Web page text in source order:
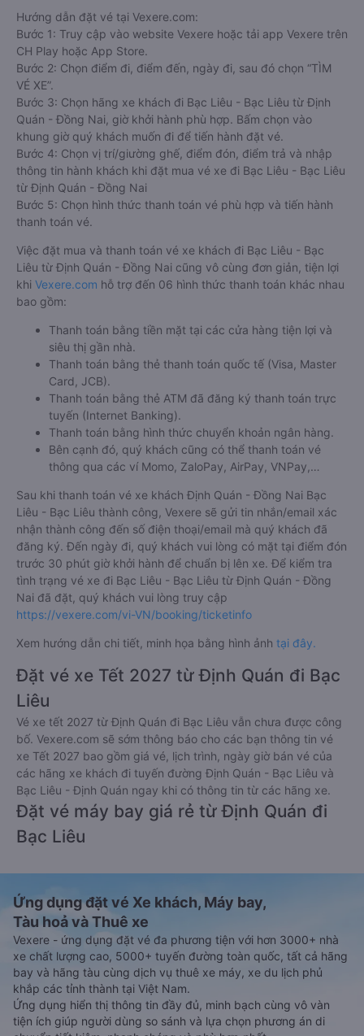
Hướng dẫn đặt vé tại Vexere.com:
Bước 1: Truy cập vào website Vexere hoặc tải app Vexere trên
CH Play hoặc App Store.
Bước 2: Chọn điểm đi, điểm đến, ngày đi, sau đó chọn “TÌM
VÉ XE”.
Bước 3: Chọn hãng xe khách đi Bạc Liêu - Bạc Liêu từ Định
Quán - Đồng Nai, giờ khởi hành phù hợp. Bấm chọn vào
khung giờ quý khách muốn đi để tiến hành đặt vé.
Bước 4: Chọn vị trí/giường ghế, điểm đón, điểm trả và nhập
thông tin hành khách khi đặt mua vé xe đi Bạc Liêu - Bạc Liêu
từ Định Quán - Đồng Nai
Bước 5: Chọn hình thức thanh toán vé phù hợp và tiến hành
thanh toán vé.
Việc đặt mua và thanh toán vé xe khách đi Bạc Liêu - Bạc
Liêu từ Định Quán - Đồng Nai cũng vô cùng đơn giản, tiện lợi
khi Vexere.com hỗ trợ đến 06 hình thức thanh toán khác nhau
bao gồm:
Thanh toán bằng tiền mặt tại các cửa hàng tiện lợi và
siêu thị gần nhà.
Thanh toán bằng thẻ thanh toán quốc tế (Visa, Master
Card, JCB).
Thanh toán bằng thẻ ATM đã đăng ký thanh toán trực
tuyến (Internet Banking).
Thanh toán bằng hình thức chuyển khoản ngân hàng.
Bên cạnh đó, quý khách cũng có thể thanh toán vé
thông qua các ví Momo, ZaloPay, AirPay, VNPay,…
Sau khi thanh toán vé xe khách Định Quán - Đồng Nai Bạc
Liêu - Bạc Liêu thành công, Vexere sẽ gửi tin nhắn/email xác
nhận thành công đến số điện thoại/email mà quý khách đã
đăng ký. Đến ngày đi, quý khách vui lòng có mặt tại điểm đón
trước 30 phút giờ khởi hành để chuẩn bị lên xe. Để kiểm tra
tình trạng vé xe đi Bạc Liêu - Bạc Liêu từ Định Quán - Đồng
Nai đã đặt, quý khách vui lòng truy cập
https://vexere.com/vi-VN/booking/ticketinfo
Xem hướng dẫn chi tiết, minh họa bằng hình ảnh tại đây.
Đặt vé xe Tết 2027 từ Định Quán đi Bạc
Liêu
Vé xe tết 2027 từ Định Quán đi Bạc Liêu vẫn chưa được công
bố. Vexere.com sẽ sớm thông báo cho các bạn thông tin vé
xe Tết 2027 bao gồm giá vé, lịch trình, ngày giờ bán vé của
các hãng xe khách đi tuyến đường Định Quán - Bạc Liêu và
Bạc Liêu - Định Quán ngay khi có thông tin từ các hãng xe.
Đặt vé máy bay giá rẻ từ Định Quán đi
Bạc Liêu
Ứng dụng đặt vé Xe khách, Máy bay,
Tàu hoả và Thuê xe
Vexere - ứng dụng đặt vé đa phương tiện với hơn 3000+ nhà
xe chất lượng cao, 5000+ tuyến đường toàn quốc, tất cả hãng
bay và hãng tàu cùng dịch vụ thuê xe máy, xe du lịch phủ
khắp các tỉnh thành tại Việt Nam.
Ứng dụng hiển thị thông tin đầy đủ, minh bạch cùng vô vàn
tiện ích giúp người dùng so sánh và lựa chọn phương án di